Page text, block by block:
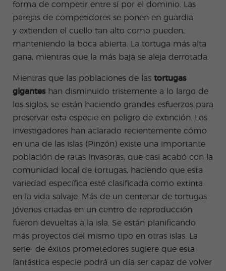
forma de competir entre sí por el dominio. Las
parejas de competidores se ponen en guardia
y extienden el cuello tan alto como pueden,
manteniendo la boca abierta. La tortuga más alta
gana, mientras que la más baja se aleja derrotada.
Mientras que las poblaciones de las tortugas
gigantes han disminuido tristemente a lo largo de
los siglos, se están haciendo grandes esfuerzos para
preservar esta especie en peligro de extinción. Los
investigadores han aclarado recientemente cómo
en una de las islas (Pinzón) existe una importante
población de ratas invasoras, que casi acabó con la
comunidad local de tortugas, haciendo que esta
variedad específica esté clasificada como extinta
en la vida salvaje. Más de un centenar de tortugas
jóvenes criadas en un centro de reproducción
fueron devueltas a la isla. Se están planificando
más proyectos del mismo tipo en otras islas. La
serie de éxitos prometedores sugiere que esta
fantástica especie podrá un día ser capaz de volver